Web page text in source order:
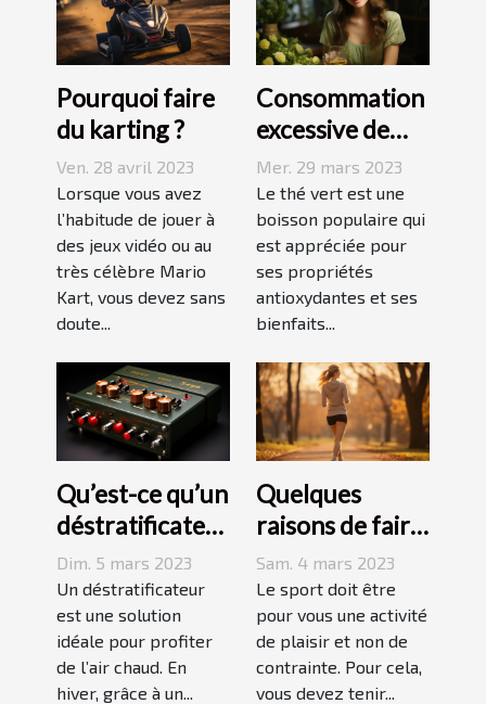
Pourquoi faire
du karting ?
Ven. 28 avril 2023
Lorsque vous avez
l’habitude de jouer à
des jeux vidéo ou au
très célèbre Mario
Kart, vous devez sans
doute...
Consommation
excessive de
thé vert : quels
sont les
dangers pour la
peau ?
Mer. 29 mars 2023
Le thé vert est une
boisson populaire qui
est appréciée pour
ses propriétés
antioxydantes et ses
bienfaits...
Qu’est-ce qu’un
déstratificateur
?
Dim. 5 mars 2023
Un déstratificateur
est une solution
idéale pour profiter
de l’air chaud. En
hiver, grâce à un...
Quelques
raisons de faire
du sport
Sam. 4 mars 2023
Le sport doit être
pour vous une activité
de plaisir et non de
contrainte. Pour cela,
vous devez tenir...